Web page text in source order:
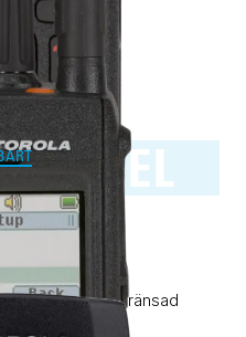
RAKEL
med begränsad